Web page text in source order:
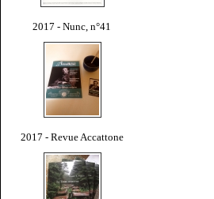
2017 - Nunc, n°41
2017 - Revue Accattone